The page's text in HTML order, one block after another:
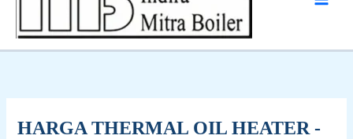
HARGA THERMAL OIL HEATER -